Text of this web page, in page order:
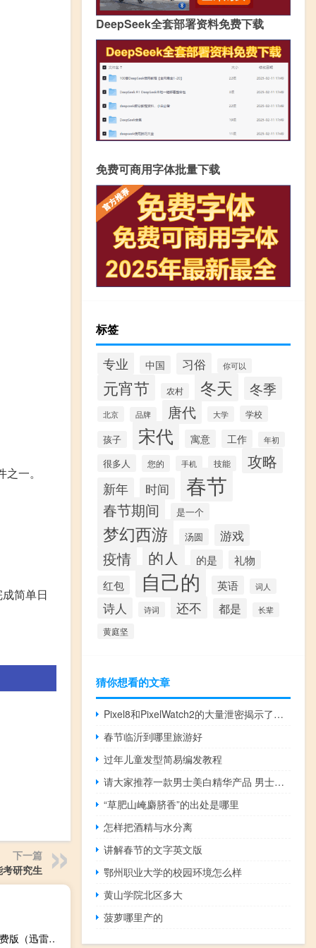
一。
简单日
下一篇
研究生
迅雷破解版无限期高速通道加速2021 V11.1.4.1144 永久免费版（迅雷破解版无限期高速通道加速2021 V11.1.4.1144 永久免费版功能简介）
DeepSeek全套部署资料免费下载
免费可商用字体批量下载
标签
专业 中国 习俗 你可以
元宵节 农村 冬天 冬季
北京 品牌 唐代 大学 学校
孩子 宋代 寓意 工作 年初
很多人 您的 手机 技能 攻略
新年 时间 春节
春节期间 是一个
梦幻西游 汤圆 游戏
疫情 的人 的是
礼物
红包
自己的 英语 词人
诗人 诗词 还不 都是 长辈
黄庭坚
猜你想看的文章
Pixel8和PixelWatch2的大量泄密揭示了有关新设备的一切
春节临沂到哪里旅游好
过年儿童发型简易编发教程
请大家推荐一款男士美白精华产品 男士美白产品排行榜
“草肥山崦麝脐香”的出处是哪里
怎样把酒精与水分离
讲解春节的文字英文版
鄂州职业大学的校园环境怎么样
黄山学院北区多大
菠萝哪里产的